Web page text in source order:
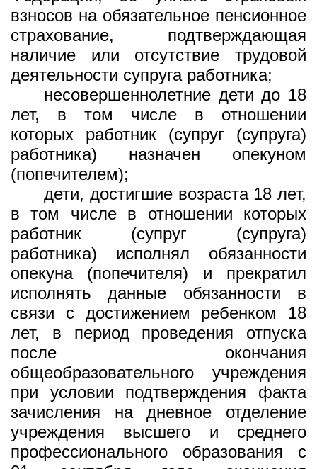
взносов на обязательное пенсионное
страхование, подтверждающая
наличие или отсутствие трудовой
деятельности супруга работника;
несовершеннолетние дети до 18
лет, в том числе в отношении
которых работник (супруг (супруга)
работника) назначен опекуном
(попечителем);
дети, достигшие возраста 18 лет,
в том числе в отношении которых
работник (супруг (супруга)
работника) исполнял обязанности
опекуна (попечителя) и прекратил
исполнять данные обязанности в
связи с достижением ребенком 18
лет, в период проведения отпуска
после окончания
общеобразовательного учреждения
при условии подтверждения факта
зачисления на дневное отделение
учреждения высшего и среднего
профессионального образования с